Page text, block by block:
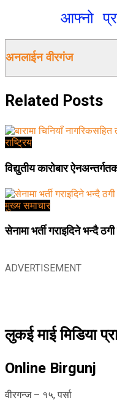
आफ्नो
अनलाईन वीरगंज
Related Posts
राष्ट्रिय
विद्युतीय कारोबार
मुख्य समाचार
सेनामा भर्ती गराइदिने भन्दै
ADVERTISEMENT
लुकई माई मिडिया
Online Birgunj
वीरगन्ज – १५, पर्सा